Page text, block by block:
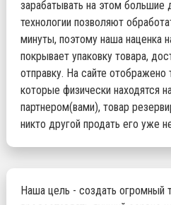
зарабатывать на этом большие
технологии позволяют
минуты, поэтому наша наценка
покрывает упаковку товара,
отправку. На сайте отображено
которые физически находятся
партнером(вами), товар
никто другой продать его уже
Наша цель - создать огромный